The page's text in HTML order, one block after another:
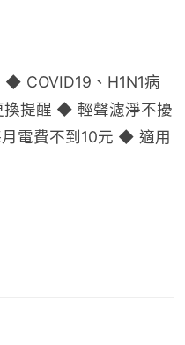
COVID19、H1N1病
換提醒 ◆ 輕聲濾淨不擾
電費不到10元 ◆ 適用